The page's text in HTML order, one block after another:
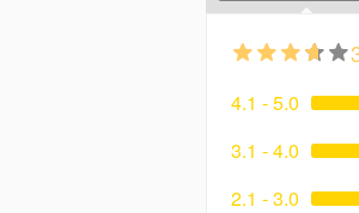
4.1 - 5.0
3.1 - 4.0
2.1 - 3.0